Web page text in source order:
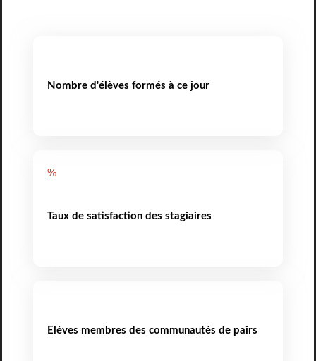
Nombre d'élèves formés à ce jour
%
Taux de satisfaction des stagiaires
Elèves membres des communautés de pairs